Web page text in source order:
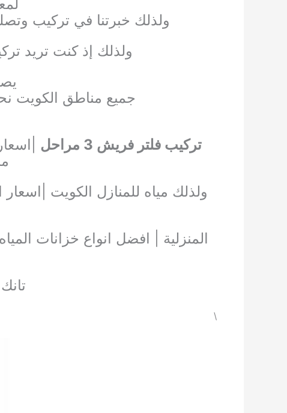
ولذلك خبرتنا في تركيب
ولذلك إذ كنت تريد
جميع مناطق الكويت
تركيب فلتر فريش 3 مراحل
ولذلك مياه للمنازل الكويت |اسعار
المنزلية | افضل انواع خزانات
تانك 3 مراحل |افضل انواع الفلاتر |انواع الفلاتر |
\